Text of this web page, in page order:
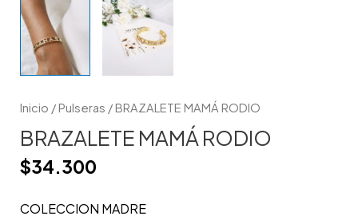
Inicio /Pulseras / BRAZALETE MAMÁ RODIO
BRAZALETE MAMÁ RODIO
$34.300
COLECCION MADRE